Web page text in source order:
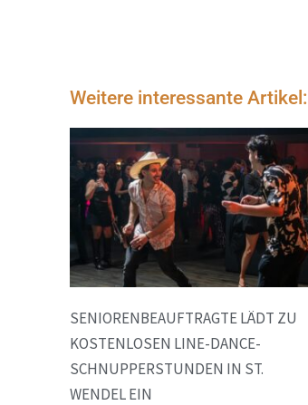
Weitere interessante Artikel:
SENIORENBEAUFTRAGTE LÄDT ZU
KOSTENLOSEN LINE-DANCE-
SCHNUPPERSTUNDEN IN ST.
WENDEL EIN